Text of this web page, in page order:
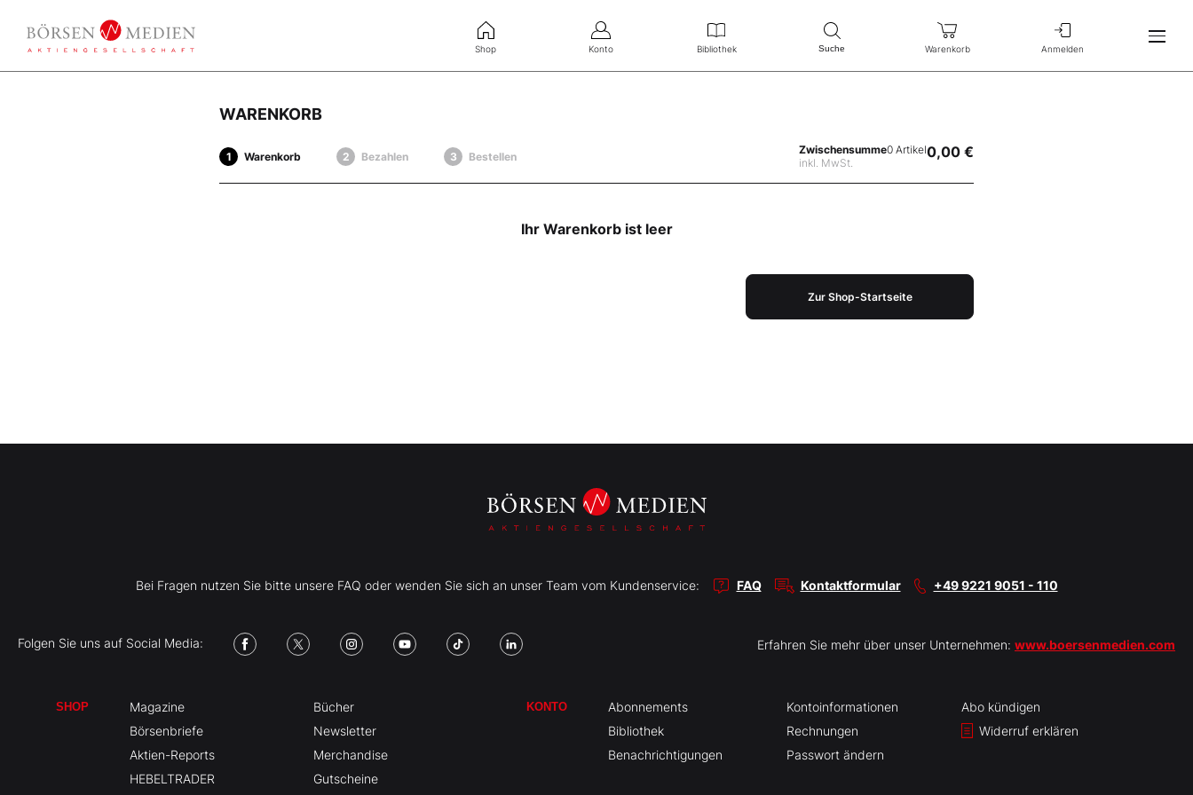
Shop Konto Bibliothek Suche Warenkorb Anmelden
WARENKORB
Warenkorb Bezahlen Bestellen
Zwischensumme
inkl. MwSt.
0 Artikel0,00 €
Ihr Warenkorb ist leer
Zur Shop-Startseite
Bei Fragen nutzen Sie bitte unsere FAQ oder wenden Sie sich an unser Team vom Kundenservice: FAQ Kontaktformular +49 9221 9051 - 110
Folgen Sie uns auf Social Media: Erfahren Sie mehr über unser Unternehmen: www.boersenmedien.com
SHOP
Magazine
Börsenbriefe
Aktien-Reports
HEBELTRADER
Bücher
Newsletter
Merchandise
Gutscheine
KONTO
Abonnements
Bibliothek
Benachrichtigungen
Kontoinformationen
Rechnungen
Passwort ändern
Abo kündigen
Widerruf erklären